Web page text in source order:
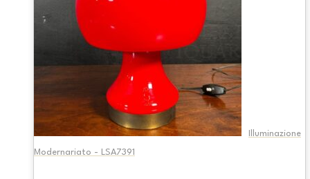
Illuminazione
Modernariato - LSA7391